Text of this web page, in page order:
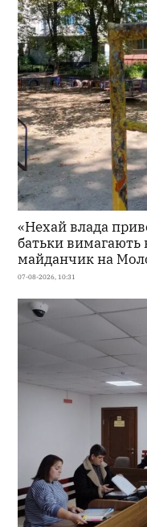
«Нехай влада
батьки вимагають
майданчик на
07-08-2026, 10:31